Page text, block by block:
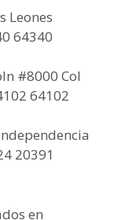
Leones
64340
#8000 Col
64102
20391
en